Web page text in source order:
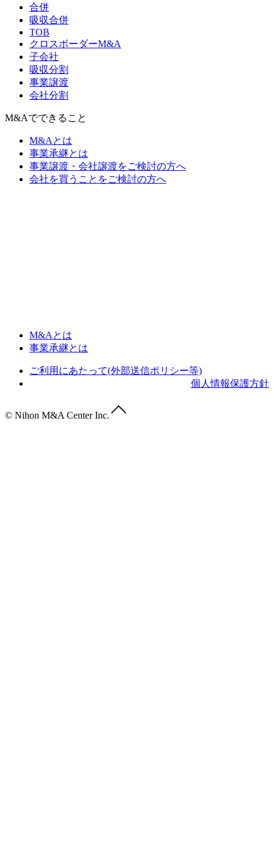
合併
吸収合併
TOB
クロスボーダーM&A
子会社
吸収分割
事業譲渡
会社分割
M&Aでできること
M&Aとは
事業承継とは
事業譲渡・会社譲渡をご検討の方へ
会社を買うことをご検討の方へ
M&Aとは
事業承継とは
ご利用にあたって(外部送信ポリシー等)
個人情報保護方針
© Nihon M&A Center Inc.